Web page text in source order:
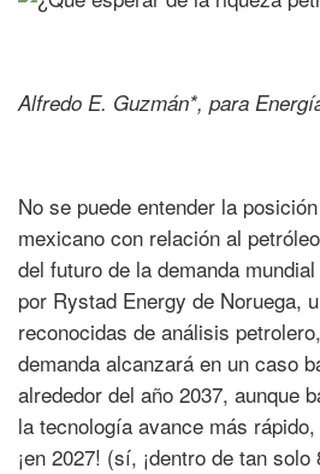
Alfredo E. Guzmán*, para
No se puede entender la
mexicano con relación al
del futuro de la demanda
por Rystad Energy de Noruega,
reconocidas de análisis
demanda alcanzará en un caso
alrededor del año 2037, aunque
la tecnología avance más
¡en 2027! (sí, ¡dentro de tan solo